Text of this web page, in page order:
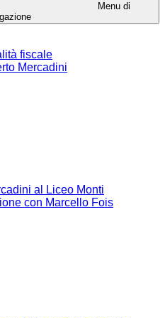
Menu di
fiscale
Mercadini
al Liceo Monti
con Marcello Fois